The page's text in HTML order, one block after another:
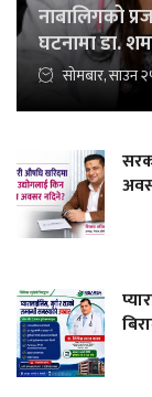
नाबालिगको
घटनामा डा.
सोमबार, साउन